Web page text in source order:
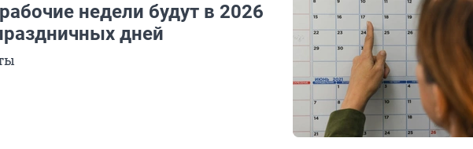
недели будут в 2026
дней